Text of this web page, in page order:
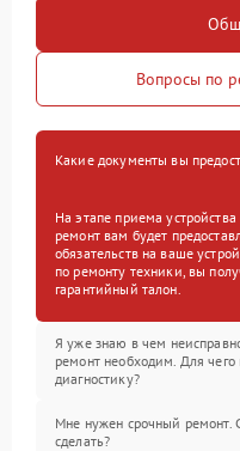
Вопросы по
Какие документы вы
На этапе приема
ремонт вам будет
обязательств на ваше
по ремонту техники, вы
гарантийный талон.
Я уже знаю в чем
ремонт необходим. Для чего
диагностику?
Мне нужен срочный ремонт.
сделать?